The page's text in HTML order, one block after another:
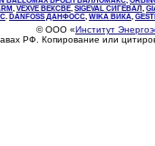
, VEXVE ВЕКСВЕ, SIGEVAL СИГЕВАЛ ,
. DANFOSS ДАНФОСС, WIKA ВИКА,
© ООО «Институт
РФ. Копирование или